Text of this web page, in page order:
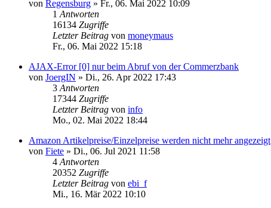
von Regensburg » Fr., 06. Mai 2022 10:09
1 Antworten
16134 Zugriffe
Letzter Beitrag von moneymaus
Fr., 06. Mai 2022 15:18
AJAX-Error [0] nur beim Abruf von der Commerzbank
von JoergIN » Di., 26. Apr 2022 17:43
3 Antworten
17344 Zugriffe
Letzter Beitrag von info
Mo., 02. Mai 2022 18:44
Amazon Artikelpreise/Einzelpreise werden nicht mehr angezeigt
von Fiete » Di., 06. Jul 2021 11:58
4 Antworten
20352 Zugriffe
Letzter Beitrag von ebi_f
Mi., 16. Mär 2022 10:10